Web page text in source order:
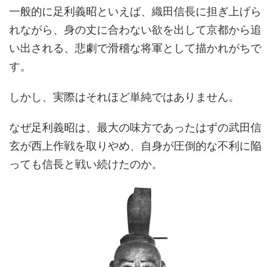
一般的に足利義昭といえば、織田信長に担ぎ上げら
れながら、身の丈に合わない欲を出して京都から追
い出される、悲劇で滑稽な将軍として描かれがちで
す。
しかし、実際はそれほど単純ではありません。
なぜ足利義昭は、最大の味方であったはずの武田信
玄が西上作戦を取りやめ、自身が圧倒的な不利に陥
っても信長と戦い続けたのか。